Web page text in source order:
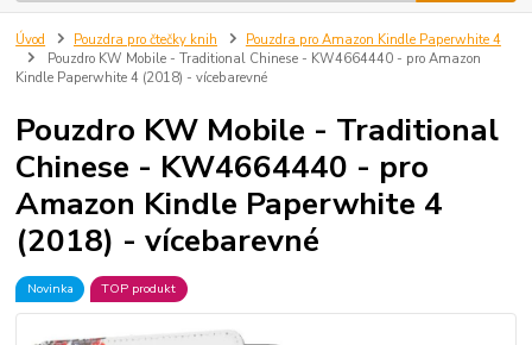
Úvod Pouzdra pro čtečky knih
Pouzdra pro Amazon Kindle Paperwhite 4
Pouzdro KW Mobile - Traditional Chinese - KW4664440 - pro Amazon
Kindle Paperwhite 4 (2018) - vícebarevné
Pouzdro KW Mobile - Traditional
Chinese - KW4664440 - pro
Amazon Kindle Paperwhite 4
(2018) - vícebarevné
Novinka TOP produkt